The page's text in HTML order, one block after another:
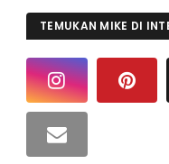
TEMUKAN MIKE DI